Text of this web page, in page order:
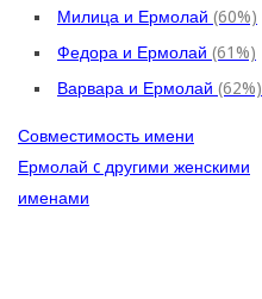
Милица и Ермолай (60%)
Федора и Ермолай (61%)
Варвара и Ермолай (62%)
Совместимость имени
Ермолай c другими женскими
именами